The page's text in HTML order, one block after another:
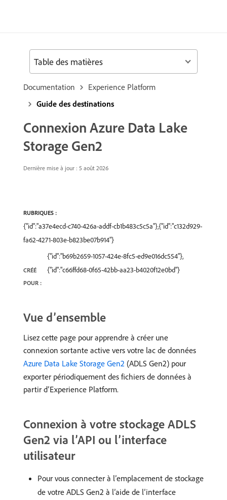
Documentation
Experience Platform
Guide des destinations
Connexion Azure Data Lake
Storage Gen2
Dernière mise à jour : 5 août 2026
RUBRIQUES :
{"id":"a37e4ecd-c740-426a-addf-cb1b483c5c5a"},{"id":"c132d929-
fa62-4271-803e-b823be07b914"}
CRÉÉ
POUR :
{"id":"b69b2659-1057-424e-8fc5-ed9e016dc554"},
{"id":"c66ffd68-0f65-42bb-aa23-b4020f12e0bd"}
Vue d’ensemble
Lisez cette page pour apprendre à créer une
connexion sortante active vers votre lac de données
Azure Data Lake Storage Gen2 (ADLS Gen2) pour
exporter périodiquement des fichiers de données à
partir d’Experience Platform.
Connexion à votre stockage ADLS
Gen2 via l’API ou l’interface
utilisateur
Pour vous connecter à l’emplacement de stockage
de votre ADLS Gen2 à l’aide de l’interface
Table des matières